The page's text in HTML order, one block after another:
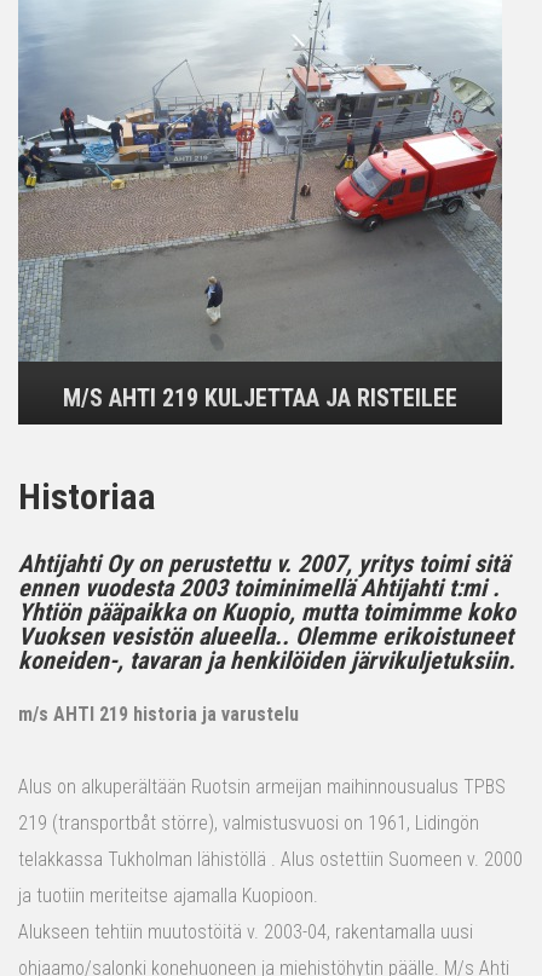
M/S AHTI 219 KULJETTAA JA RISTEILEE
Historiaa
Ahtijahti Oy on perustettu v. 2007, yritys toimi sitä
ennen vuodesta 2003 toiminimellä Ahtijahti t:mi .
Yhtiön pääpaikka on Kuopio, mutta toimimme koko
Vuoksen vesistön alueella.. Olemme erikoistuneet
koneiden-, tavaran ja henkilöiden järvikuljetuksiin.
m/s AHTI 219 historia ja varustelu
Alus on alkuperältään Ruotsin armeijan maihinnousualus TPBS
219 (transportbåt större), valmistusvuosi on 1961, Lidingön
telakkassa Tukholman lähistöllä . Alus ostettiin Suomeen v. 2000
ja tuotiin meriteitse ajamalla Kuopioon.
Alukseen tehtiin muutostöitä v. 2003-04, rakentamalla uusi
ohjaamo/salonki konehuoneen ja miehistöhytin päälle. M/s Ahti